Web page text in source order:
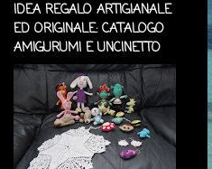
IDEA REGALO ARTIGIANALE
ED ORIGINALE: CATALOGO
AMIGURUMI E UNCINETTO